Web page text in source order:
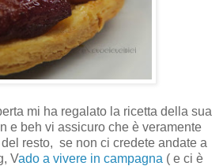
mi ha regalato la ricetta della sua
e beh vi assicuro che è veramente
resto, se non ci credete andate a
Vado a vivere in campagna ( e ci è